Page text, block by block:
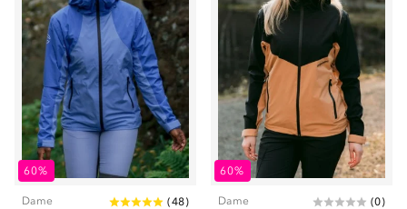
60%
Dame (48)
60%
Dame (0)